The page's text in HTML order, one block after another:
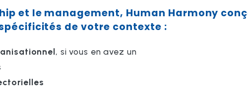
et le management, Human Harmony
de votre contexte :
, si vous en avez un